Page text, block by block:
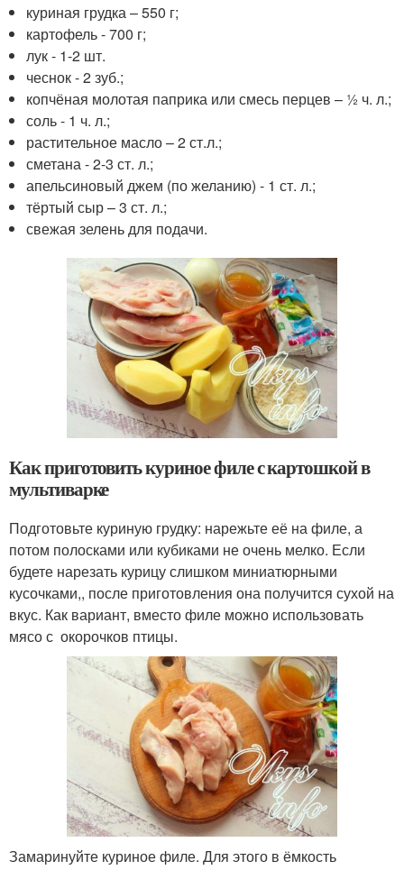
куриная грудка – 550 г;
картофель - 700 г;
лук - 1-2 шт.
чеснок - 2 зуб.;
копчёная молотая паприка или смесь перцев – ½ ч. л.;
соль - 1 ч. л.;
растительное масло – 2 ст.л.;
сметана - 2-3 ст. л.;
апельсиновый джем (по желанию) - 1 ст. л.;
тёртый сыр – 3 ст. л.;
свежая зелень для подачи.
Как приготовить куриное филе с картошкой в
мультиварке
Подготовьте куриную грудку: нарежьте её на филе, а
потом полосками или кубиками не очень мелко. Если
будете нарезать курицу слишком миниатюрными
кусочками,, после приготовления она получится сухой на
вкус. Как вариант, вместо филе можно использовать
мясо с окорочков птицы.
Замаринуйте куриное филе. Для этого в ёмкость